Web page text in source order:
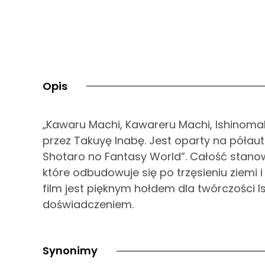
Opis
„Kawaru Machi, Kawareru Machi,
przez Takuyę Inabę. Jest oparty na
Shotaro no Fantasy World”. Całość
które odbudowuje się po trzęsieniu ziemi
film jest pięknym hołdem dla twórczości
doświadczeniem.
Synonimy